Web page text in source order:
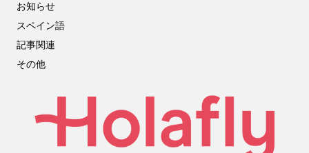
お知らせ
スペイン語
記事関連
その他